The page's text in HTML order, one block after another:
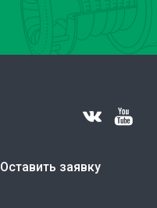
Оставить заявку